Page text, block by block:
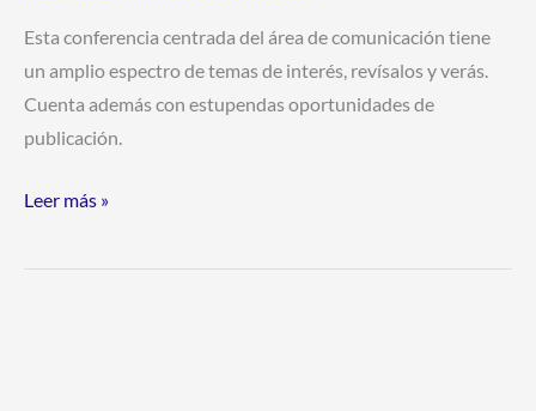
Esta conferencia centrada del área de comunicación tiene
un amplio espectro de temas de interés, revísalos y verás.
Cuenta además con estupendas oportunidades de
publicación.
Leer más »